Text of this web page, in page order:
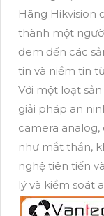
Hãng Hikvision
thành một
đem đến các
tin và niềm tin
Với một loạt
giải pháp an
camera
như mắt thần,
nghệ tiên tiến
lý và kiểm soát